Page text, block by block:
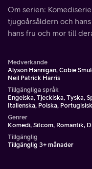
Robin stöter ihop med
Om serien:
tjugoårsåldern och
hans fru och mor till
Medverkande
Alyson Hannigan, Cobie
Neil Patrick Harris
Tillgängliga språk
Engelska, Tjeckiska, Tyska,
Italienska, Polska,
Genrer
Komedi, Sitcom, Romantik,
Tillgänglig
Tillgänglig 3+ månader